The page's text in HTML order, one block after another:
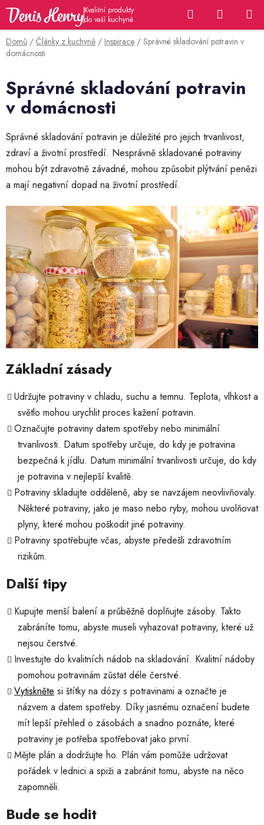
Přejít
obsah
Hledat
KOŠÍK
Domů / Články z kuchyně / Inspirace / Správné skladování potravin v
domácnosti
Správné skladování potravin
v domácnosti
Správné skladování potravin je důležité pro jejich trvanlivost,
zdraví a životní prostředí. Nesprávně skladované potraviny
mohou být zdravotně závadné, mohou způsobit plýtvání penězi
a mají negativní dopad na životní prostředí.
Základní zásady
Udržujte potraviny v chladu, suchu a temnu. Teplota, vlhkost a
světlo mohou urychlit proces kažení potravin.
Označujte potraviny datem spotřeby nebo minimální
trvanlivosti. Datum spotřeby určuje, do kdy je potravina
bezpečná k jídlu. Datum minimální trvanlivosti určuje, do kdy
je potravina v nejlepší kvalitě.
Potraviny skladujte odděleně, aby se navzájem neovlivňovaly.
Některé potraviny, jako je maso nebo ryby, mohou uvolňovat
plyny, které mohou poškodit jiné potraviny.
Potraviny spotřebujte včas, abyste předešli zdravotním
rizikům.
Další tipy
Kupujte menší balení a průběžně doplňujte zásoby. Takto
zabráníte tomu, abyste museli vyhazovat potraviny, které už
nejsou čerstvé.
Investujte do kvalitních nádob na skladování. Kvalitní nádoby
pomohou potravinám zůstat déle čerstvé.
Vytiskněte si štítky na dózy s potravinami a označte je
názvem a datem spotřeby. Díky jasnému označení budete
mít lepší přehled o zásobách a snadno poznáte, které
potraviny je potřeba spotřebovat jako první.
Mějte plán a dodržujte ho. Plán vám pomůže udržovat
pořádek v lednici a spiži a zabránit tomu, abyste na něco
zapomněli.
Bude se hodit